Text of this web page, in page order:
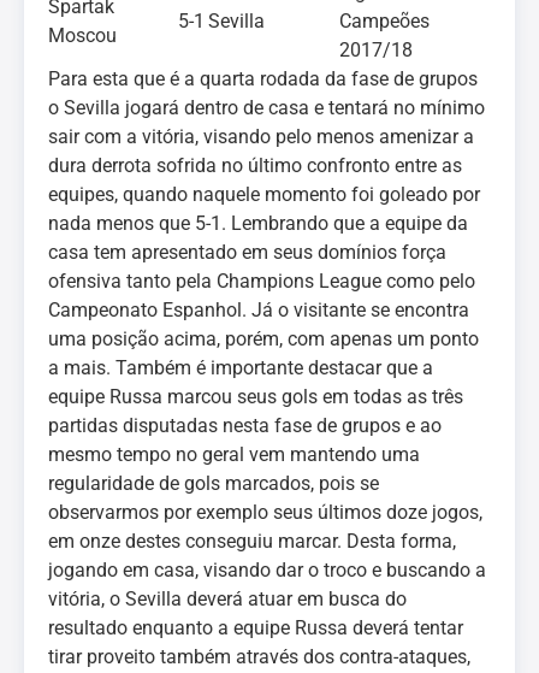
Spartak
Moscou
5-1 Sevilla
Campeões
2017/18
Para esta que é a quarta rodada da fase de grupos
o Sevilla jogará dentro de casa e tentará no mínimo
sair com a vitória, visando pelo menos amenizar a
dura derrota sofrida no último confronto entre as
equipes, quando naquele momento foi goleado por
nada menos que 5-1. Lembrando que a equipe da
casa tem apresentado em seus domínios força
ofensiva tanto pela Champions League como pelo
Campeonato Espanhol. Já o visitante se encontra
uma posição acima, porém, com apenas um ponto
a mais. Também é importante destacar que a
equipe Russa marcou seus gols em todas as três
partidas disputadas nesta fase de grupos e ao
mesmo tempo no geral vem mantendo uma
regularidade de gols marcados, pois se
observarmos por exemplo seus últimos doze jogos,
em onze destes conseguiu marcar. Desta forma,
jogando em casa, visando dar o troco e buscando a
vitória, o Sevilla deverá atuar em busca do
resultado enquanto a equipe Russa deverá tentar
tirar proveito também através dos contra-ataques,